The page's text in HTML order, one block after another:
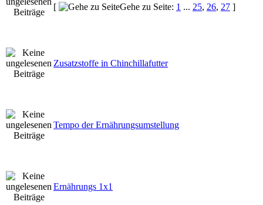
[
Gehe zu Seite: 1 ... 25, 26, 27 ]
Zusatzstoffe in Chinchillafutter
Tempo der Ernährungsumstellung
Ernährungs 1x1